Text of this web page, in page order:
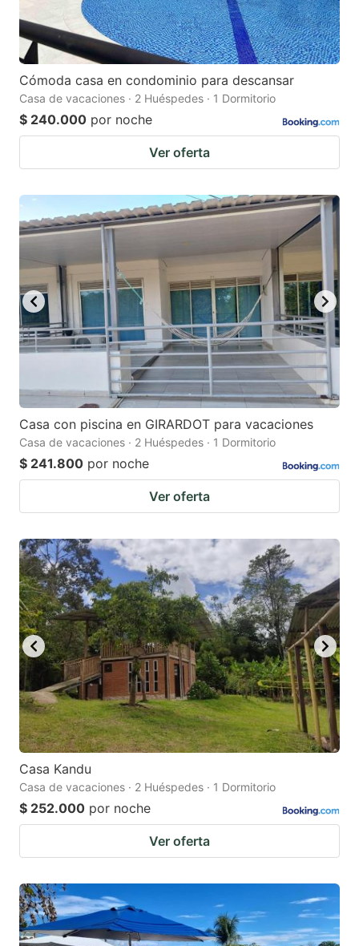
Cómoda casa en condominio para descansar
Casa de vacaciones · 2 Huéspedes · 1 Dormitorio
$ 240.000 por noche
Ver oferta
Casa con piscina en GIRARDOT para vacaciones
Casa de vacaciones · 2 Huéspedes · 1 Dormitorio
$ 241.800 por noche
Ver oferta
Casa Kandu
Casa de vacaciones · 2 Huéspedes · 1 Dormitorio
$ 252.000 por noche
Ver oferta